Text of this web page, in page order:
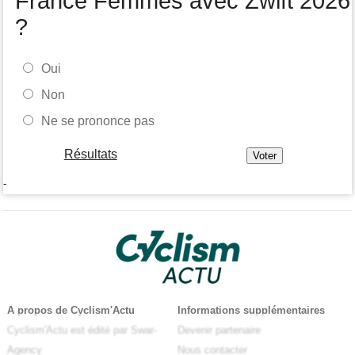
?
Oui
Non
Ne se prononce pas
Résultats
-
A propos de Cyclism'Actu
Cyclism'Actu est édité par Swar-
Agency
Informations supplémentaires
Devenir partenaire
Nous contacter